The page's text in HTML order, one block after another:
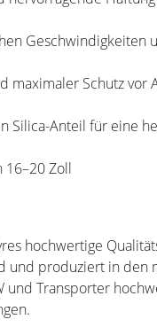
Geschwindigkeiten
maximaler Schutz
Silica-Anteil für eine
16–20 Zoll
hochwertige
und produziert in
und Transporter